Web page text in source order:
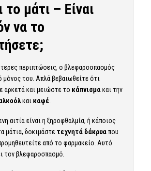
το μάτι – Είναι
να το
περιπτώσεις, ο βλεφαροσπασμός
μόνος του. Απλά βεβαιωθείτε ότι
αρκετά και μειώστε το κάπνισμακαι την
και καφέ
αιτία είναι η ξηροφθαλμία, ή κάποιος
μάτια, δοκιμάστε τεχνητά δάκρυαπου
από το φαρμακείο. Αυτό
τον βλεφαροσπασμό.